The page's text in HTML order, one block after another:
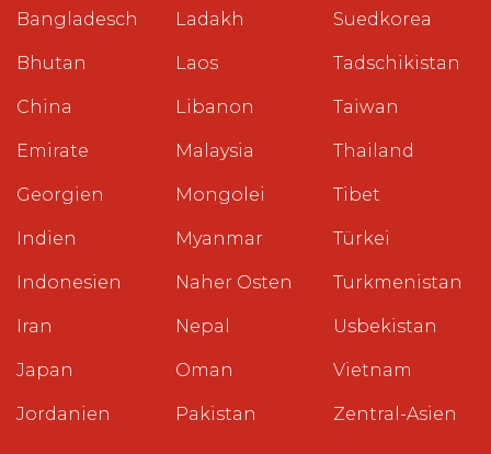
Bangladesch
Bhutan
China
Emirate
Georgien
Indien
Indonesien
Iran
Japan
Jordanien
Ladakh
Laos
Libanon
Malaysia
Mongolei
Myanmar
Naher Osten
Nepal
Oman
Pakistan
Suedkorea
Tadschikistan
Taiwan
Thailand
Tibet
Türkei
Turkmenistan
Usbekistan
Vietnam
Zentral-Asien